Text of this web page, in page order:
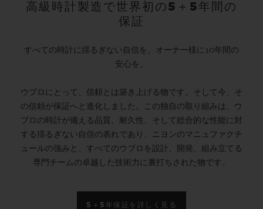
高級時計製造で世界初の5＋5年間の
保証
すべての時計に揺るぎない自信を。オーナー様に10年間の
安心を。
ウブロにとって、信頼とは築き上げる物です。そして今、そ
の信頼が保証へと進化しました。この独自の取り組みは、ウ
ブロの時計が備える品質、耐久性、そして総合的な性能に対
する揺るぎない自信の表れであり、ニヨンのマニュファクチ
ュールの強みと、すべてのウブロを設計、開発、組み立てる
専門チームの卓越した技術力に裏打ちされた物です。
5＋5年保証を詳しく見る